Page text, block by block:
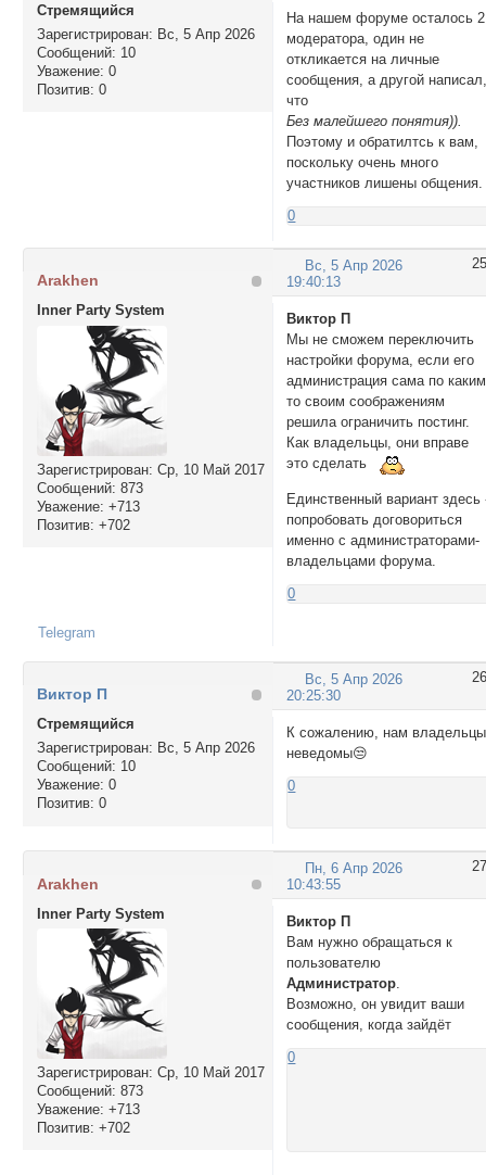
Стремящийся
Зарегистрирован: Вс, 5 Апр 2026
Сообщений: 10
Уважение: 0
Позитив: 0
На нашем форуме осталось 2
модератора, один не
откликается на личные
сообщения, а другой
что
Без малейшего понятия)).
Поэтому и обратилтсь к вам,
поскольку очень много
участников лишены общения.
0
25
Вс, 5 Апр 2026
19:40:13
Arakhen
Inner Party System
Зарегистрирован: Ср, 10 Май 2017
Сообщений: 873
Уважение: +713
Позитив: +702
Виктор П
Мы не сможем переключить
настройки форума, если его
администрация сама по
то своим соображениям
решила ограничить постинг.
Как владельцы, они вправе
это сделать
Единственный вариант здесь
попробовать договориться
именно с администраторами-
владельцами форума.
0
Telegram
26
Вс, 5 Апр 2026
20:25:30
Виктор П
Стремящийся
Зарегистрирован: Вс, 5 Апр 2026
Сообщений: 10
Уважение: 0
Позитив: 0
К сожалению, нам владельцы
неведомы😒
0
27
Пн, 6 Апр 2026
10:43:55
Arakhen
Inner Party System
Зарегистрирован: Ср, 10 Май 2017
Сообщений: 873
Уважение: +713
Позитив: +702
Виктор П
Вам нужно обращаться к
пользователю
Администратор.
Возможно, он увидит ваши
сообщения, когда зайдёт
0